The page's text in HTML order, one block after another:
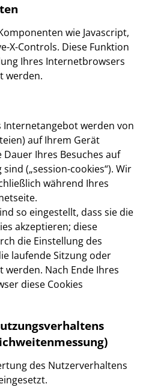
wie Javascript,
X-Controls. Diese Funktion
Ihres Internetbrowsers
werden.
Internetangebot werden von
auf Ihrem Gerät
Ihres Besuches auf
(„session-cookies“). Wir
während Ihres
so eingestellt, dass sie die
akzeptieren; diese
die Einstellung des
laufende Sitzung oder
Nach Ende Ihres
diese Cookies
des Nutzerverhaltens